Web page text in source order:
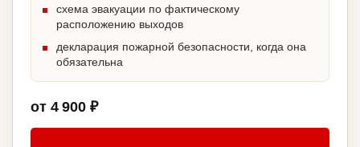
схема эвакуации по фактическому
расположению выходов
декларация пожарной безопасности, когда она
обязательна
от 4 900 ₽